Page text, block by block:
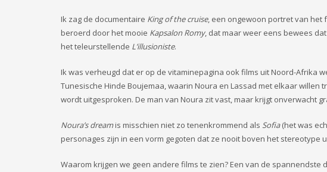
Ik zag de documentaire King of the cruise, een ongewoon portret van het
beroerd door het mooie Kapsalon Romy, dat maar weer eens bewees
het teleurstellende L’illusioniste.
Ik was verheugd dat er op de vitaminepagina ook films uit Noord-Afrika
Tunesische Hinde Boujemaa, waarin Noura en Lassad met elkaar willen
wordt uitgesproken. De man van Noura zit vast, maar krijgt onverwacht
Noura’s dreamis misschien niet zo tenenkrommend als Sofia(het was
personages zijn in een vorm gegoten dat ze nooit boven het stereotype
Waarom krijgen we geen andere films te zien? Een van de